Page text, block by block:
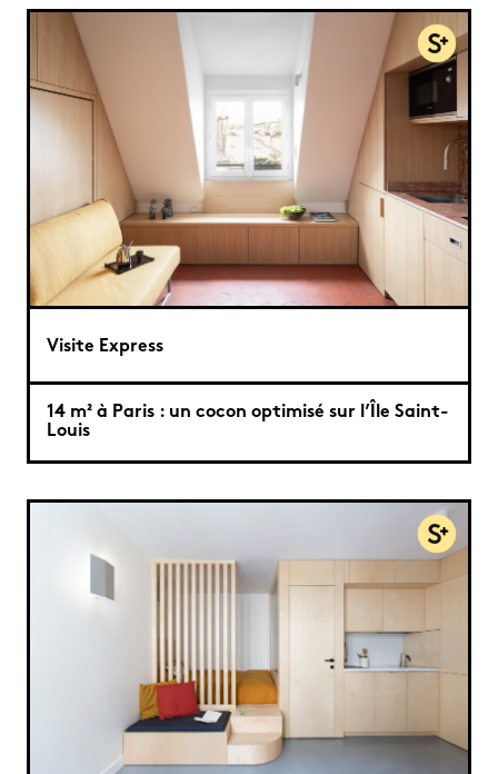
Visite Express
14 m² à Paris : un cocon optimisé sur l’Île Saint-
Louis